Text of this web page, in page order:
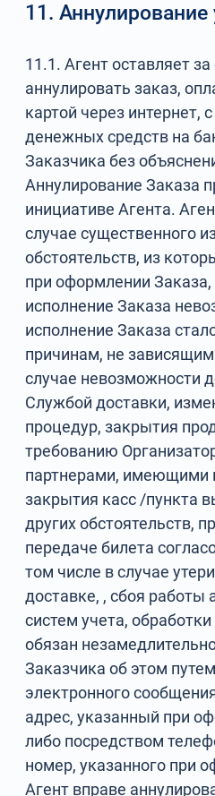
11. Аннулирование
11.1. Агент оставляет
аннулировать заказ,
картой через интернет,
денежных средств на
Заказчика без
Аннулирование Заказа
инициативе Агента.
случае существенного
обстоятельств, из
при оформлении
исполнение Заказа
исполнение Заказа
причинам, не
случае невозможности
Службой доставки,
процедур, закрытия
требованию
партнерами, имеющими
закрытия касс /пункта
других обстоятельств,
передаче билета
том числе в случае
доставке, , сбоя работы
систем учета,
обязан
Заказчика об этом
электронного
адрес, указанный при
либо посредством
номер, указанного при
Агент вправе